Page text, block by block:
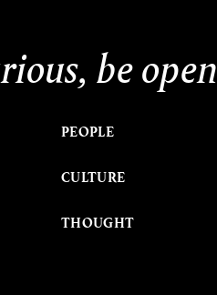
be open
PEOPLE
CULTURE
THOUGHT